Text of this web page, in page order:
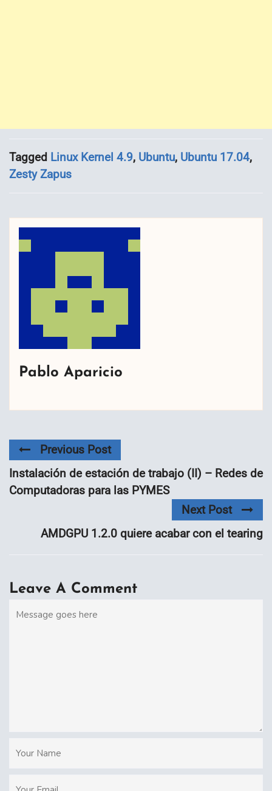
Tagged Linux Kernel 4.9, Ubuntu, Ubuntu 17.04,
Zesty Zapus
Pablo Aparicio
Previous Post
Instalación de estación de trabajo (II) – Redes de
Computadoras para las PYMES
Next Post
AMDGPU 1.2.0 quiere acabar con el tearing
Leave A Comment